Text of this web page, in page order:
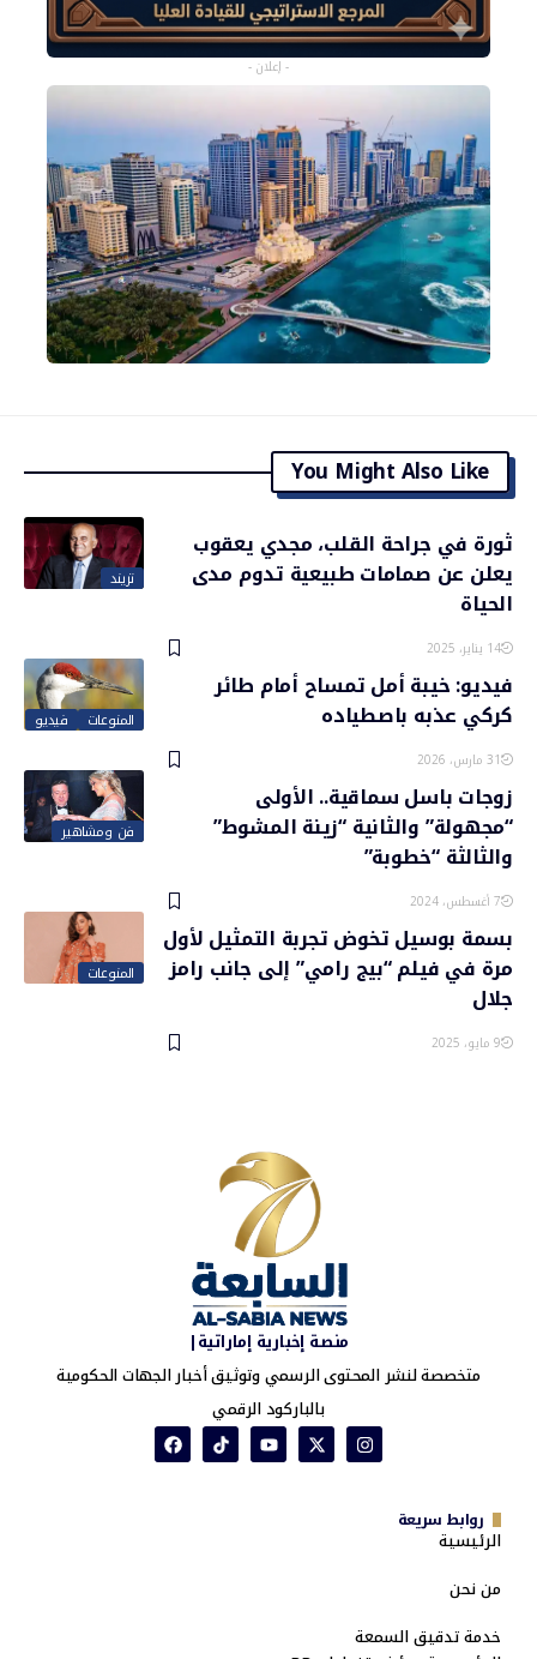
- إعلان -
You Might Also Like
تريند
ثورة في جراحة القلب، مجدي يعقوب
يعلن عن صمامات طبيعية تدوم مدى
الحياة
14 يناير، 2025
المنوعات فيديو
فيديو: خيبة أمل تمساح أمام طائر
كركي عذبه باصطياده
31 مارس، 2026
فن ومشاهير
زوجات باسل سماقية.. الأولى
“مجهولة” والثانية “زينة المشوط”
والثالثة “خطوبة”
7 أغسطس، 2024
المنوعات
بسمة بوسيل تخوض تجربة التمثيل لأول
مرة في فيلم “بيج رامي” إلى جانب رامز
جلال
9 مايو، 2025
منصة إخبارية إماراتية|
متخصصة لنشر المحتوى الرسمي وتوثيق أخبار الجهات الحكومية
بالباركود الرقمي
روابط سريعة
الرئيسية
من نحن
خدمة تدقيق السمعة